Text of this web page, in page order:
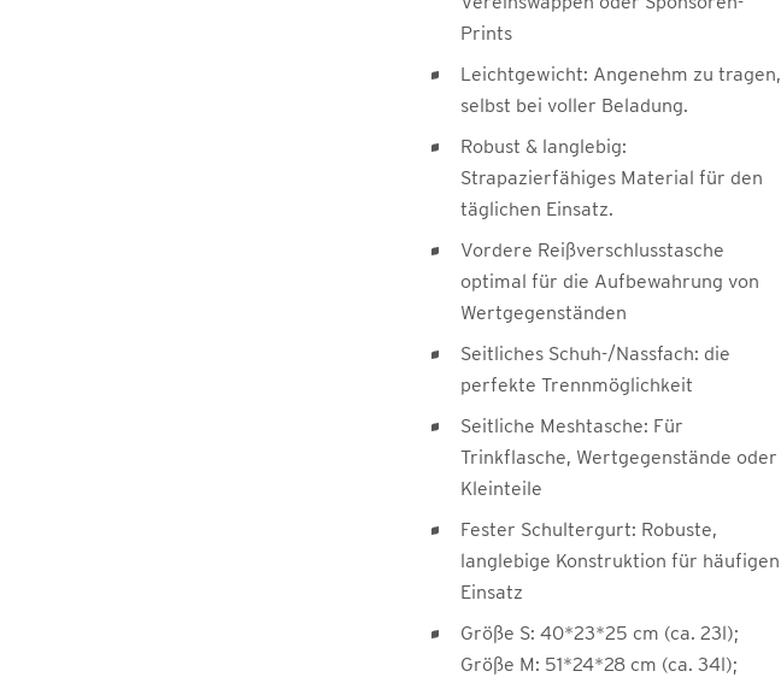
Prints
Leichtgewicht: Angenehm zu tragen,
selbst bei voller Beladung.
Robust & langlebig:
Strapazierfähiges Material für den
täglichen Einsatz.
Vordere Reißverschlusstasche
optimal für die Aufbewahrung von
Wertgegenständen
Seitliches Schuh-/Nassfach: die
perfekte Trennmöglichkeit
Seitliche Meshtasche: Für
Trinkflasche, Wertgegenstände oder
Kleinteile
Fester Schultergurt: Robuste,
langlebige Konstruktion für häufigen
Einsatz
Größe S: 40*23*25 cm (ca. 23l);
Größe M: 51*24*28 cm (ca. 34l);